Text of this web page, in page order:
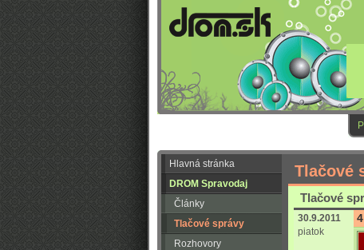
Hlavná stránka
DROM Spravodaj
Články
Tlačové správy
Rozhovory
Tlačové
Tlačové
30.9.2011
piatok